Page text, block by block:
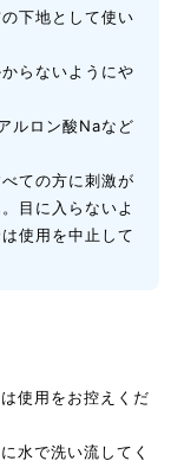
下地として使い
らないようにや
ルロン酸Naなど
ての方に刺激が
目に入らないよ
使用を中止して
使用をお控えくだ
水で洗い流してく